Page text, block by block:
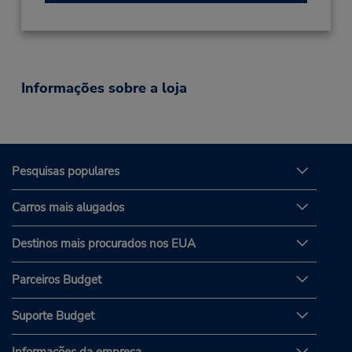
Informações sobre a loja
Pesquisas populares
Carros mais alugados
Destinos mais procurados nos EUA
Parceiros Budget
Suporte Budget